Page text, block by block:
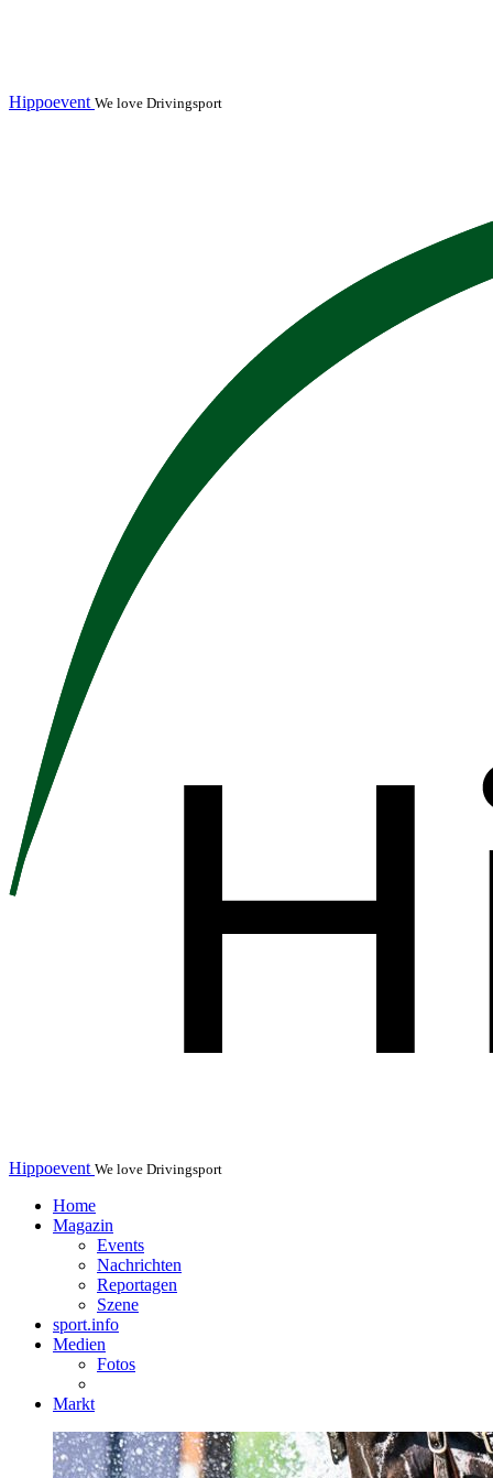
Hippoevent We love Drivingsport
Hippoevent We love Drivingsport
Home
Magazin
Events
Nachrichten
Reportagen
Szene
sport.info
Medien
Fotos
Markt